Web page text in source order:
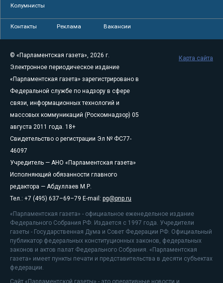
Колумнисты
Контакты Реклама Вакансии
© «Парламентская газета», 2026 г.
Электронное периодическое издание
«Парламентская газета» зарегистрировано в
Федеральной службе по надзору в сфере
связи, информационных технологий и
массовых коммуникаций (Роскомнадзор) 05
августа 2011 года. 18+
Свидетельство о регистрации Эл № ФС77-
46097
Учредитель — АНО «Парламентская газета»
Исполняющий обязанности главного
редактора — Абдуллаев М.Р.
Тел.: +7 (495) 637–69–79 E-mail: pg@pnp.ru
«Парламентская газета» - официальное еженедельное издание
Федерального Собрания РФ. Издается с 1997 года. Учредители
газеты - Государственная Дума и Совет Федерации РФ. Официальный
публикатор федеральных конституционных законов, федеральных
законов и актов палат Федерального Собрания. «Парламентская
газета» имеет пункты печати и представительства в десяти субъектах
федерации.
Сайт «Парламентской газеты» - это оперативные новости и
Карта сайта